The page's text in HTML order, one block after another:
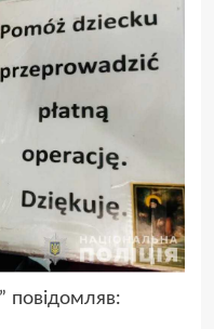
повідомляв: